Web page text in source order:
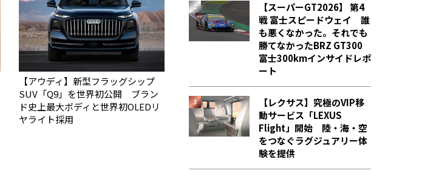
【アウディ】新型フラッグシップ
SUV「Q9」を世界初公開 ブラン
ド史上最大ボディと世界初OLEDリ
ヤライト採用
【スーパーGT2026】 第4
戦 富士スピードウェイ 誰
も悪くなかった。それでも
勝てなかった――BRZ GT300
富士300kmインサイドレポ
ート
【レクサス】究極のVIP移
動サービス「LEXUS
Flight」開始 陸・海・空
をつなぐラグジュアリー体
験を提供